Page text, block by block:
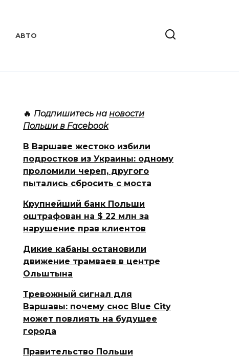
АВТО
🔥 Подпишитесь на новости
Польши в Facebook
В Варшаве жестоко избили
подростков из Украины: одному
проломили череп, другого
пытались сбросить с моста
Крупнейший банк Польши
оштрафован на $ 22 млн за
нарушение прав клиентов
Дикие кабаны остановили
движение трамваев в центре
Ольштына
Тревожный сигнал для
Варшавы: почему снос Blue City
может повлиять на будущее
города
Правительство Польши